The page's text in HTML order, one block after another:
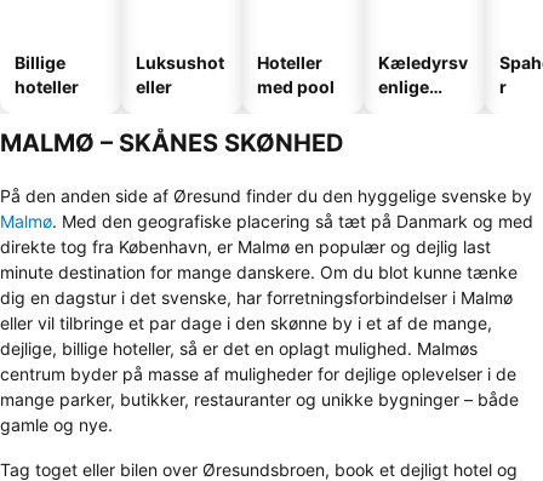
Billige
hoteller
Luksushot
eller
Hoteller
med pool
Kæledyrsv
enlige
r
MALMØ – SKÅNES SKØNHED
På den anden side af Øresund finder du den hyggelige svenske by
Malmø. Med den geografiske placering så tæt på Danmark og med
direkte tog fra København, er Malmø en populær og dejlig last
minute destination for mange danskere. Om du blot kunne tænke
dig en dagstur i det svenske, har forretningsforbindelser i Malmø
eller vil tilbringe et par dage i den skønne by i et af de mange,
dejlige, billige hoteller, så er det en oplagt mulighed. Malmøs
centrum byder på masse af muligheder for dejlige oplevelser i de
mange parker, butikker, restauranter og unikke bygninger – både
gamle og nye.
Tag toget eller bilen over Øresundsbroen, book et dejligt hotel og